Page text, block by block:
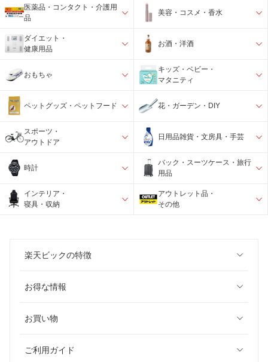
医薬品・コンタクト・介護用
品
美容・コスメ・香水
ダイエット・
健康用品
お酒・洋酒
おもちゃ
キッズ・ベビー・
マタニティ
ペットグッズ・ペットフード 花・ガーデン・DIY
スポーツ・
アウトドア
日用品雑貨・文房具・手芸
時計
バック・スーツケース・旅行
用品
インテリア・
寝具・収納
アウトレット品・
その他
楽天ビックの特徴
お得な情報
お買い物
ご利用ガイド